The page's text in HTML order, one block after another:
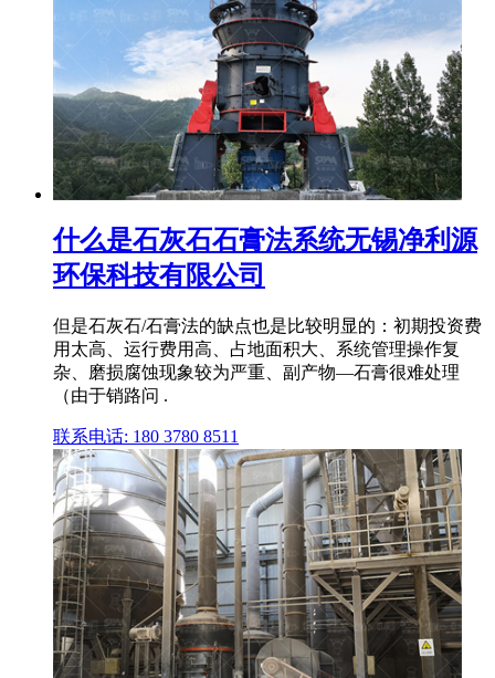
什么是石灰石石膏法系统无锡净利源
环保科技有限公司
但是石灰石/石膏法的缺点也是比较明显的：初期投资费
用太高、运行费用高、占地面积大、系统管理操作复
杂、磨损腐蚀现象较为严重、副产物—石膏很难处理
（由于销路问 .
联系电话: 180 3780 8511